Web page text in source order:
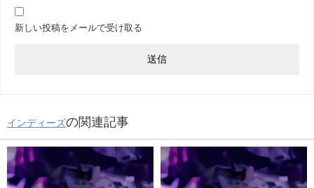
新しい投稿をメールで受け取る
インディーズの関連記事